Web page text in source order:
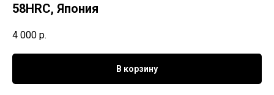
58HRC, Япония
4 000 р.
В корзину